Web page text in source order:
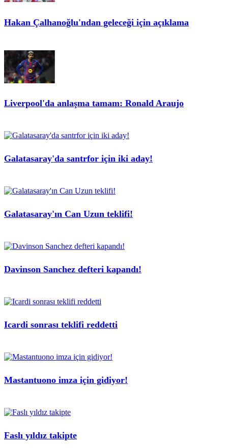
Hakan Çalhanoğlu'ndan geleceği için açıklama
Liverpool'da anlaşma tamam: Ronald Araujo
Galatasaray'da santrfor için iki aday!
Galatasaray'ın Can Uzun teklifi!
Davinson Sanchez defteri kapandı!
Icardi sonrası teklifi reddetti
Mastantuono imza için gidiyor!
Faslı yıldız takipte